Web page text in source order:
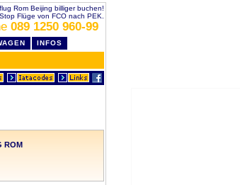
Rom Beijing billiger buchen!
Flüge von FCO nach PEK.
089 1250 960-99
INFOS
ROM